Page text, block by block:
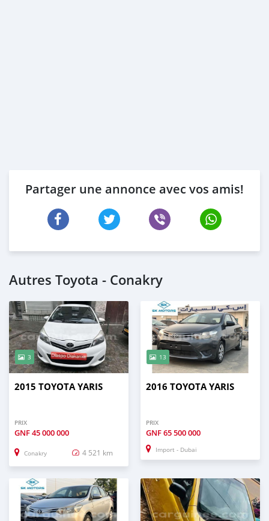
Partager une annonce avec vos amis!
Autres Toyota - Conakry
3
2015 TOYOTA YARIS
PRIX
GNF45 000 000
Conakry 4 521 km
13
2016 TOYOTA YARIS
PRIX
GNF65 500 000
Import - Dubai